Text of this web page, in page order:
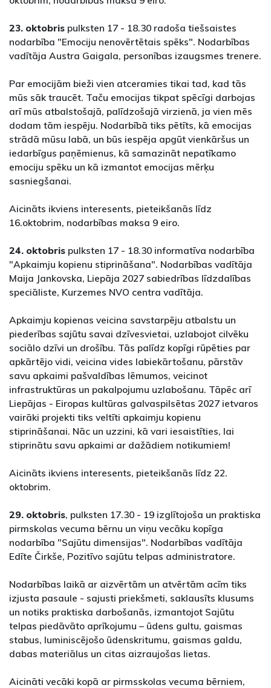
23. oktobris pulksten 17 - 18.30 radoša tiešsaistes
nodarbība "Emociju nenovērtētais spēks". Nodarbības
vadītāja Austra Gaigala, personības izaugsmes trenere.
Par emocijām bieži vien atceramies tikai tad, kad tās
mūs sāk traucēt. Taču emocijas tikpat spēcīgi darbojas
arī mūs atbalstošajā, palīdzošajā virzienā, ja vien mēs
dodam tām iespēju. Nodarbībā tiks pētīts, kā emocijas
strādā mūsu labā, un būs iespēja apgūt vienkāršus un
iedarbīgus paņēmienus, kā samazināt nepatīkamo
emociju spēku un kā izmantot emocijas mērķu
sasniegšanai.
Aicināts ikviens interesents, pieteikšanās līdz
16.oktobrim, nodarbības maksa 9 eiro.
24. oktobris pulksten 17 - 18.30 informatīva nodarbība
"Apkaimju kopienu stiprināšana". Nodarbības vadītāja
Maija Jankovska, Liepāja 2027 sabiedrības līdzdalības
speciāliste, Kurzemes NVO centra vadītāja.
Apkaimju kopienas veicina savstarpēju atbalstu un
piederības sajūtu savai dzīvesvietai, uzlabojot cilvēku
sociālo dzīvi un drošību. Tās palīdz kopīgi rūpēties par
apkārtējo vidi, veicina vides labiekārtošanu, pārstāv
savu apkaimi pašvaldības lēmumos, veicinot
infrastruktūras un pakalpojumu uzlabošanu. Tāpēc arī
Liepājas - Eiropas kultūras galvaspilsētas 2027 ietvaros
vairāki projekti tiks veltīti apkaimju kopienu
stiprināšanai. Nāc un uzzini, kā vari iesaistīties, lai
stiprinātu savu apkaimi ar dažādiem notikumiem!
Aicināts ikviens interesents, pieteikšanās līdz 22.
oktobrim.
29. oktobris, pulksten 17.30 - 19 izglītojoša un praktiska
pirmskolas vecuma bērnu un viņu vecāku kopīga
nodarbība "Sajūtu dimensijas". Nodarbības vadītāja
Edīte Čirkše, Pozitīvo sajūtu telpas administratore.
Nodarbības laikā ar aizvērtām un atvērtām acīm tiks
izjusta pasaule - sajusti priekšmeti, saklausīts klusums
un notiks praktiska darbošanās, izmantojot Sajūtu
telpas piedāvāto aprīkojumu – ūdens gultu, gaismas
stabus, luminiscējošo ūdenskritumu, gaismas galdu,
dabas materiālus un citas aizraujošas lietas.
Aicināti vecāki kopā ar pirmsskolas vecuma bērniem,